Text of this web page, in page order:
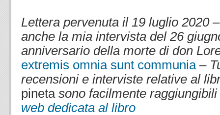
Lettera pervenuta il 19 luglio 2020
anche la mia intervista del 26
anniversario della morte di don
extremis omnia sunt communia –
recensioni e interviste relative al
pineta sono facilmente
web dedicata al libro